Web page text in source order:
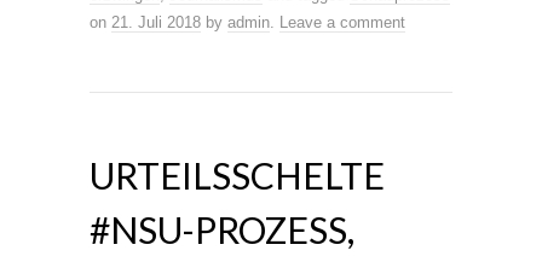
on 21. Juli 2018 by admin. Leave a comment
URTEILSSCHELTE
#NSU-PROZESS,